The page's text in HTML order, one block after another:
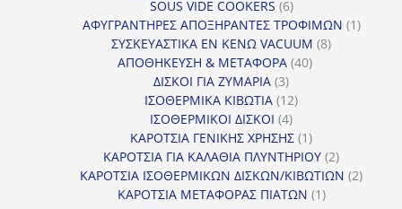
SOUS VIDE COOKERS 66
προϊόντα
ΑΦΥΓΡΑΝΤΗΡΕΣ ΑΠΟΞΗΡΑΝΤΕΣ ΤΡΟΦΙΜΩΝ 11
ΣΥΣΚΕΥΑΣΤΙΚΑ ΕΝ ΚΕΝΩ VACUUM 88
ΑΠΟΘΗΚΕΥΣΗ & ΜΕΤΑΦΟΡΑ 4040
ΔΙΣΚΟΙ ΓΙΑ ΖΥΜΑΡΙΑ 33
προϊόντα
ΙΣΟΘΕΡΜΙΚΑ ΚΙΒΩΤΙΑ 1212
ΙΣΟΘΕΡΜΙΚΟΙ ΔΙΣΚΟΙ 44
προϊόντα
ΚΑΡΟΤΣΙΑ ΓΕΝΙΚΗΣ ΧΡΗΣΗΣ 11
προϊόν
ΚΑΡΟΤΣΙΑ ΓΙΑ ΚΑΛΑΘΙΑ ΠΛΥΝΤΗΡΙΟΥ 22
προϊόντα
ΚΑΡΟΤΣΙΑ ΙΣΟΘΕΡΜΙΚΩΝ ΔΙΣΚΩΝ/ΚΙΒΩΤΙΩΝ 22
ΚΑΡΟΤΣΙΑ ΜΕΤΑΦΟΡΑΣ ΠΙΑΤΩΝ 11